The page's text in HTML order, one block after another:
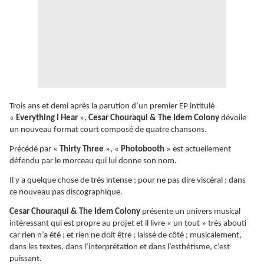
Trois ans et demi après la parution d’un premier EP intitulé
« Everything I Hear », Cesar Chouraqui & The Idem Colony dévoile
un nouveau format court composé de quatre chansons.
Précédé par « Thirty Three », « Photobooth » est actuellement
défendu par le morceau qui lui donne son nom.
Il y a quelque chose de très intense ; pour ne pas dire viscéral ; dans
ce nouveau pas discographique.
Cesar Chouraqui & The Idem Colony présente un univers musical
intéressant qui est propre au projet et il livre « un tout » très abouti
car rien n’a été ; et rien ne doit être ; laissé de côté ; musicalement,
dans les textes, dans l’interprétation et dans l’esthétisme, c’est
puissant.